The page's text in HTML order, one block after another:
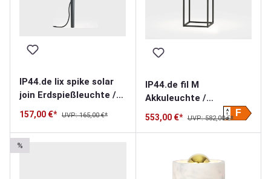
IP44.de lix spike solar
join Erdspießleuchte /
Solarleuchte
157,00 €* UVP: 165,00 €*
IP44.de fil M
Akkuleuchte /
Solarleuchte
553,00 €* UVP: 582,00 €*
F
A
G
%